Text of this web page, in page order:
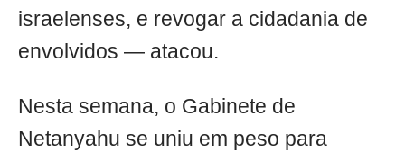
israelenses, e revogar a cidadania de
envolvidos — atacou.
Nesta semana, o Gabinete de
Netanyahu se uniu em peso para